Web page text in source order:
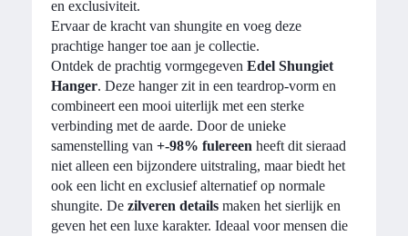
en exclusiviteit.
Ervaar de kracht van shungite en voeg deze
prachtige hanger toe aan je collectie.
Ontdek de prachtig vormgegeven Edel Shungiet
Hanger. Deze hanger zit in een teardrop-vorm en
combineert een mooi uiterlijk met een sterke
verbinding met de aarde. Door de unieke
samenstelling van +-98% fulereen heeft dit sieraad
niet alleen een bijzondere uitstraling, maar biedt het
ook een licht en exclusief alternatief op normale
shungite. De zilveren detailsmaken het sierlijk en
geven het een luxe karakter. Ideaal voor mensen die